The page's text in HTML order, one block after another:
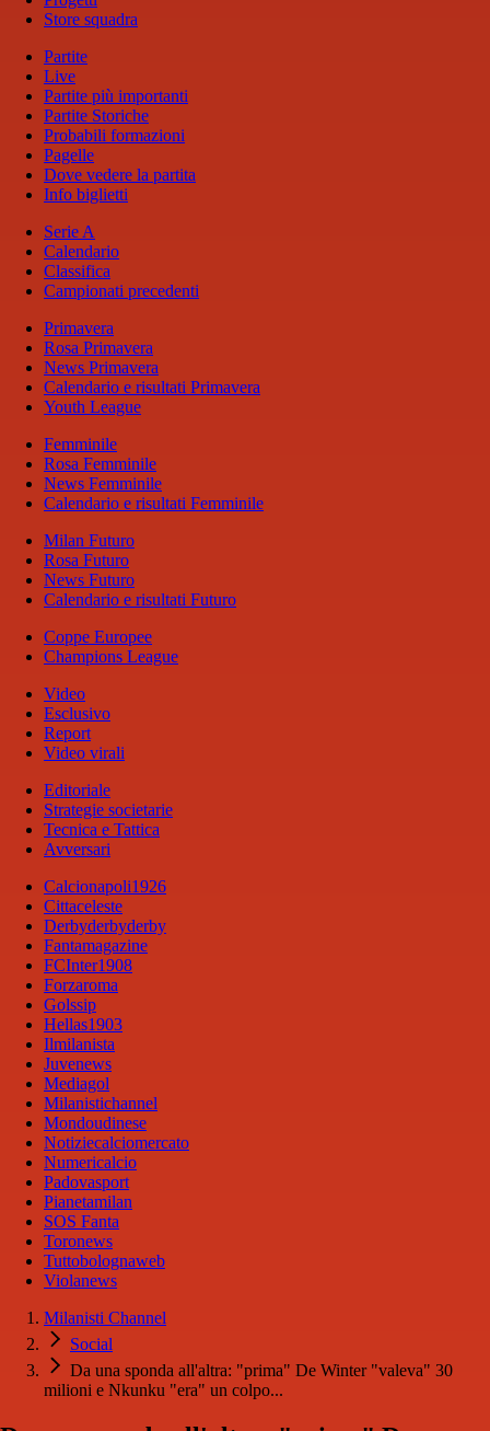
Store squadra
Partite
Live
Partite più importanti
Partite Storiche
Probabili formazioni
Pagelle
Dove vedere la partita
Info biglietti
Serie A
Calendario
Classifica
Campionati precedenti
Primavera
Rosa Primavera
News Primavera
Calendario e risultati Primavera
Youth League
Femminile
Rosa Femminile
News Femminile
Calendario e risultati Femminile
Milan Futuro
Rosa Futuro
News Futuro
Calendario e risultati Futuro
Coppe Europee
Champions League
Video
Esclusivo
Report
Video virali
Editoriale
Strategie societarie
Tecnica e Tattica
Avversari
Calcionapoli1926
Cittaceleste
Derbyderbyderby
Fantamagazine
FCInter1908
Forzaroma
Golssip
Hellas1903
Ilmilanista
Juvenews
Mediagol
Milanistichannel
Mondoudinese
Notiziecalciomercato
Numericalcio
Padovasport
Pianetamilan
SOS Fanta
Toronews
Tuttobolognaweb
Violanews
Milanisti Channel
Social
Da una sponda all'altra: "prima" De Winter "valeva" 30
milioni e Nkunku "era" un colpo...